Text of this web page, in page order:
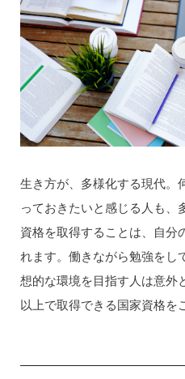
生き方が、多様化する現代。
っておきたいと感じる人も、
資格を取得することは、自分
れます。働きながら勉強をし
想的な環境を目指す人は意外
以上で取得できる国家資格を